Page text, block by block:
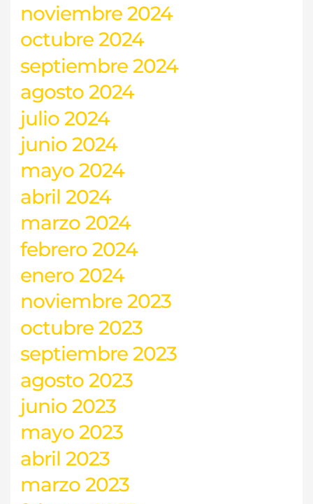
noviembre 2024
octubre 2024
septiembre 2024
agosto 2024
julio 2024
junio 2024
mayo 2024
abril 2024
marzo 2024
febrero 2024
enero 2024
noviembre 2023
octubre 2023
septiembre 2023
agosto 2023
junio 2023
mayo 2023
abril 2023
marzo 2023